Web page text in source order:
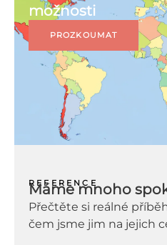
možnosti
PROZKOUMAT
REFERENCE
Máme mnoho
Přečtěte si reálné
čem jsme jim na jejich